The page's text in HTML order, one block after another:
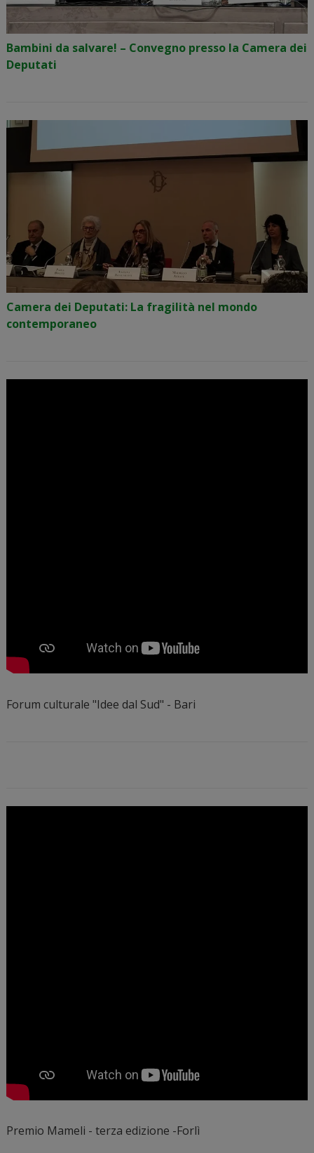
Bambini da salvare! – Convegno presso la Camera dei
Deputati
Camera dei Deputati: La fragilità nel mondo
contemporaneo
Forum culturale "Idee dal Sud" - Bari
Premio Mameli - terza edizione -Forlì